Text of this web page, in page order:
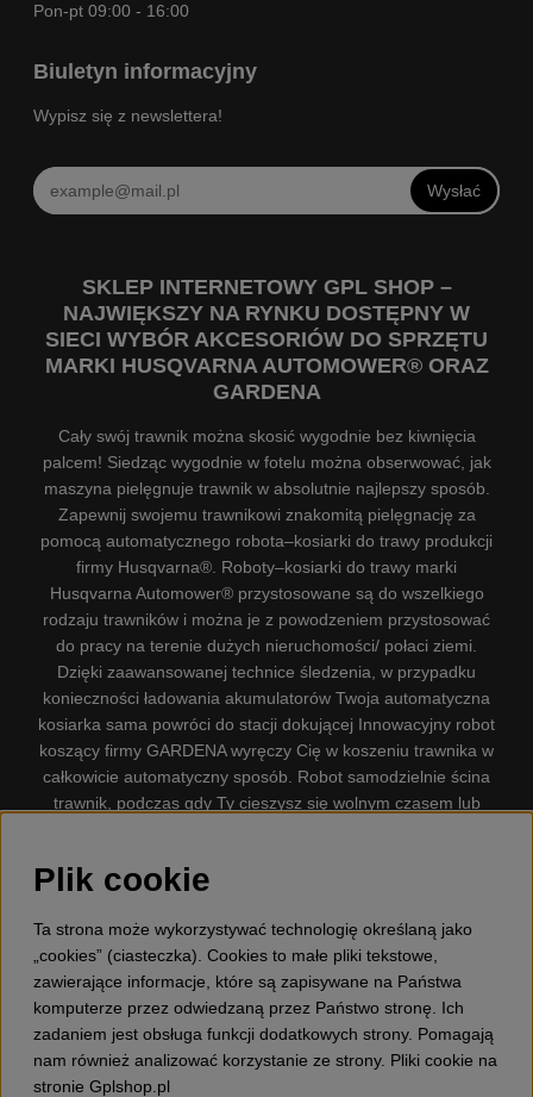
Pon-pt 09:00 - 16:00
Biuletyn informacyjny
Wypisz się z newslettera!
Wysłać
SKLEP INTERNETOWY GPL SHOP –
NAJWIĘKSZY NA RYNKU DOSTĘPNY W
SIECI WYBÓR AKCESORIÓW DO SPRZĘTU
MARKI HUSQVARNA AUTOMOWER® ORAZ
GARDENA
Cały swój trawnik można skosić wygodnie bez kiwnięcia
palcem! Siedząc wygodnie w fotelu można obserwować, jak
maszyna pielęgnuje trawnik w absolutnie najlepszy sposób.
Zapewnij swojemu trawnikowi znakomitą pielęgnację za
pomocą automatycznego robota–kosiarki do trawy produkcji
firmy Husqvarna®. Roboty–kosiarki do trawy marki
Husqvarna Automower® przystosowane są do wszelkiego
rodzaju trawników i można je z powodzeniem przystosować
do pracy na terenie dużych nieruchomości/ połaci ziemi.
Dzięki zaawansowanej technice śledzenia, w przypadku
konieczności ładowania akumulatorów Twoja automatyczna
kosiarka sama powróci do stacji dokującej Innowacyjny robot
koszący firmy GARDENA wyręczy Cię w koszeniu trawnika w
całkowicie automatyczny sposób. Robot samodzielnie ścina
trawnik, podczas gdy Ty cieszysz się wolnym czasem lub
dostępną na rynku. Firma nasza dysponuje. Gplshop
ochronna, Wykaszarki, Podkaszarki, Nożyce do żywopłotów,
Kultywatory, Dmuchawy, Odśnieżarki, Myjka Ciśnieniowa,
Odkurzacz, Przecinarki, Siekiery, Narzędzia do prac leśnych,
Smary, Pojemniki, Zabawki dla dzieci ETC.
Plik cookie
Ta strona może wykorzystywać technologię określaną jako
„cookies” (ciasteczka). Cookies to małe pliki tekstowe,
zawierające informacje, które są zapisywane na Państwa
komputerze przez odwiedzaną przez Państwo stronę. Ich
zadaniem jest obsługa funkcji dodatkowych strony. Pomagają
nam również analizować korzystanie ze strony. Pliki cookie na
stronie Gplshop.pl